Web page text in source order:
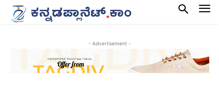
- Advertisement -